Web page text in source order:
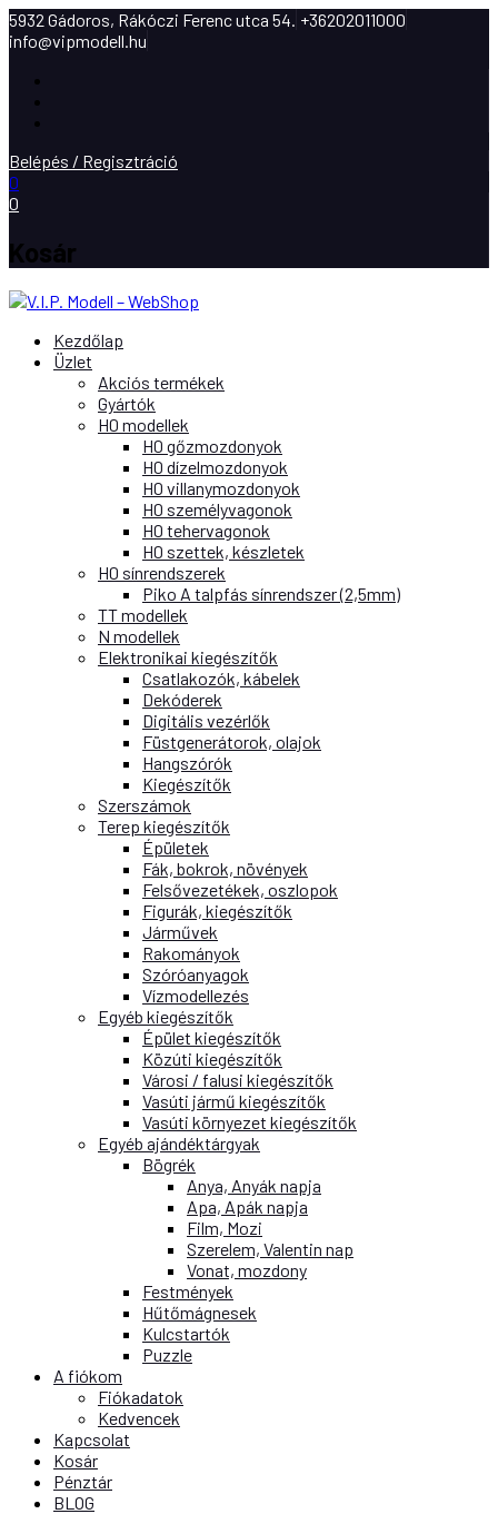
5932 Gádoros, Rákóczi Ferenc utca 54. +36202011000
info@vipmodell.hu
Belépés / Regisztráció
0
0
Kosár
Kezdőlap
Üzlet
Akciós termékek
Gyártók
H0 modellek
H0 gőzmozdonyok
H0 dízelmozdonyok
H0 villanymozdonyok
H0 személyvagonok
H0 tehervagonok
H0 szettek, készletek
H0 sínrendszerek
Piko A talpfás sínrendszer (2,5mm)
TT modellek
N modellek
Elektronikai kiegészítők
Csatlakozók, kábelek
Dekóderek
Digitális vezérlők
Füstgenerátorok, olajok
Hangszórók
Kiegészítők
Szerszámok
Terep kiegészítők
Épületek
Fák, bokrok, növények
Felsővezetékek, oszlopok
Figurák, kiegészítők
Járművek
Rakományok
Szóróanyagok
Vízmodellezés
Egyéb kiegészítők
Épület kiegészítők
Közúti kiegészítők
Városi / falusi kiegészítők
Vasúti jármű kiegészítők
Vasúti környezet kiegészítők
Egyéb ajándéktárgyak
Bögrék
Anya, Anyák napja
Apa, Apák napja
Film, Mozi
Szerelem, Valentin nap
Vonat, mozdony
Festmények
Hűtőmágnesek
Kulcstartók
Puzzle
A fiókom
Fiókadatok
Kedvencek
Kapcsolat
Kosár
Pénztár
BLOG